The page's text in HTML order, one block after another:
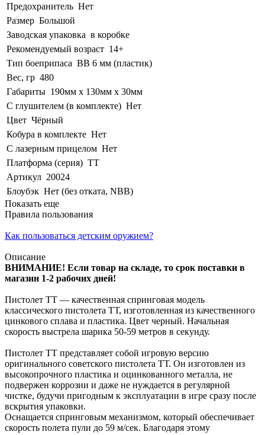
Предохранитель Нет
Размер Большой
Заводская упаковка в коробке
Рекомендуемый возраст 14+
Тип боеприпаса BB 6 мм (пластик)
Вес, гр 480
Габариты 190мм х 130мм х 30мм
С глушителем (в комплекте) Нет
Цвет Чёрный
Кобура в комплекте Нет
С лазерным прицелом Нет
Платформа (серия) ТТ
Артикул 20024
Блоубэк Нет (без отката, NBB)
Показать еще
Правила пользования
Как пользоваться детским оружием?
Описание
ВНИМАНИЕ! Если товар на складе, то срок поставки в
магазин 1-2 рабочих дней!
Пистолет TT — качественная спринговая модель
классического пистолета ТТ, изготовленная из качественного
цинкового сплава и пластика. Цвет черный. Начальная
скорость выстрела шарика 50-59 метров в секунду.
Пистолет TT представляет собой игровую версию
оригинального советского пистолета ТТ. Он изготовлен из
высокопрочного пластика и оцинкованного металла, не
подвержен коррозии и даже не нуждается в регулярной
чистке, будучи пригодным к эксплуатации в игре сразу после
вскрытия упаковки.
Оснащается спринговым механизмом, который обеспечивает
скорость полета пули до 59 м/сек. Благодаря этому